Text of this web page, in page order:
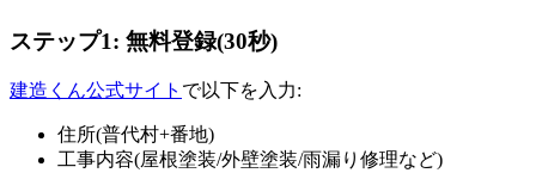
ステップ1: 無料登録(30秒)
建造くん公式サイト で以下を入力:
住所(普代村+番地)
工事内容(屋根塗装/外壁塗装/雨漏り修理など)